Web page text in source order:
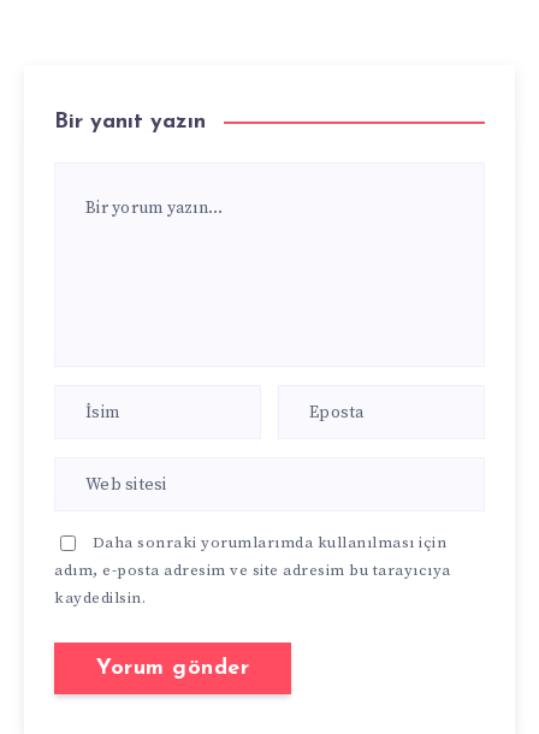
Bir yanıt yazın
Daha sonraki yorumlarımda kullanılması için
adım, e-posta adresim ve site adresim bu tarayıcıya
kaydedilsin.